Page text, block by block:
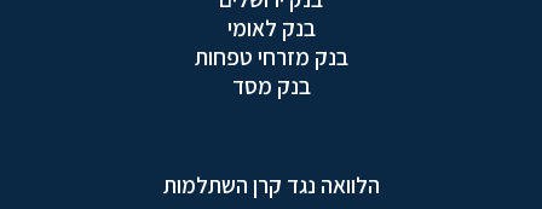
בנק לאומי
בנק מזרחי טפחות
בנק מסד
הלוואה נגד קרן השתלמות